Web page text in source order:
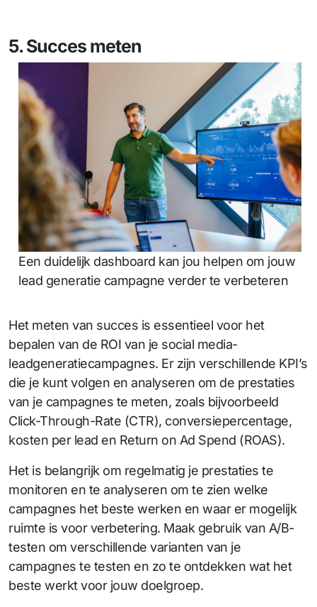
5. Succes meten
Een duidelijk dashboard kan jou helpen om jouw
lead generatie campagne verder te verbeteren
Het meten van succes is essentieel voor het
bepalen van de ROI van je social media-
leadgeneratiecampagnes. Er zijn verschillende KPI’s
die je kunt volgen en analyseren om de prestaties
van je campagnes te meten, zoals bijvoorbeeld
Click-Through-Rate (CTR), conversiepercentage,
kosten per lead en Return on Ad Spend (ROAS).
Het is belangrijk om regelmatig je prestaties te
monitoren en te analyseren om te zien welke
campagnes het beste werken en waar er mogelijk
ruimte is voor verbetering. Maak gebruik van A/B-
testen om verschillende varianten van je
campagnes te testen en zo te ontdekken wat het
beste werkt voor jouw doelgroep.